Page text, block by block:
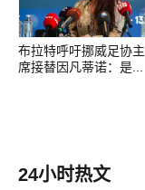
布拉特呼吁挪威足协主
席接替因凡蒂诺：是...
24小时热文